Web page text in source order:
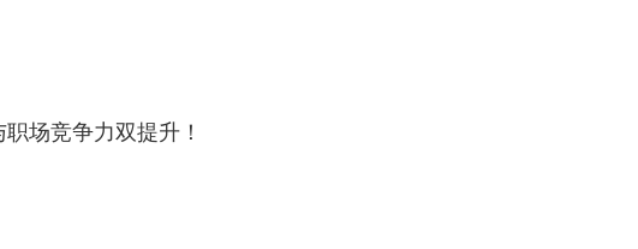
场竞争力双提升！